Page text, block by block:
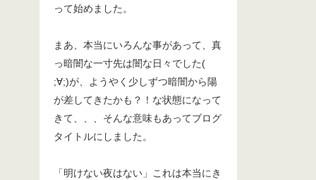
って始めました。
まあ、本当にいろんな事があって、真
っ暗闇な一寸先は闇な日々でした(
;∀;)が、ようやく少しずつ暗闇から陽
が差してきたかも？！な状態になって
きて、、、そんな意味もあってブログ
タイトルにしました。
「明けない夜はない」これは本当にき